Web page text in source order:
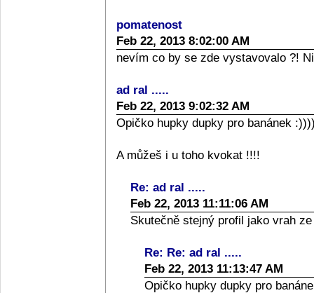
pomatenost
Feb 22, 2013 8:02:00 AM
nevím co by se zde vystavovalo ?!
ad ral .....
Feb 22, 2013 9:02:32 AM
Opičko hupky dupky pro banánek
A můžeš i u toho kvokat !!!!
Re: ad ral .....
Feb 22, 2013 11:11:06 AM
Skutečně stejný profil jako vrah
Re: Re: ad ral .....
Feb 22, 2013 11:13:47 AM
Opičko hupky dupky pro